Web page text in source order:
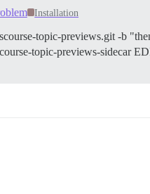
Installation
topic-previews.git -b
topic-previews-sidecar